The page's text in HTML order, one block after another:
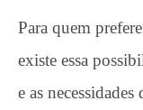
Para quem
existe essa
e as